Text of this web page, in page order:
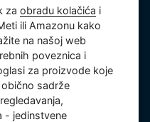
zaobradu kolačića i
ili Amazonu kako
na našoj web
poveznica i
za proizvode koje
sadrže
- jedinstvene